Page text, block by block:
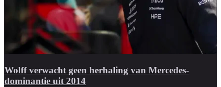
Wolff verwacht geen herhaling van Mercedes-
dominantie uit 2014